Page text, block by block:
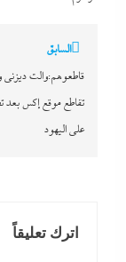
تصفّح
المقالات
السابق
قاطعوهم:والت ديزنى
تقاطع موقع إكس بعد
على اليهود
اترك تعليقاً